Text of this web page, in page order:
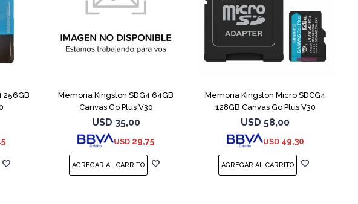
256GB
Memoria Kingston SDG4 64GB
Canvas Go Plus V30
USD 35,00
USD 29,75
Memoria Kingston Micro SDCG4
128GB Canvas Go Plus V30
USD 58,00
USD 49,30